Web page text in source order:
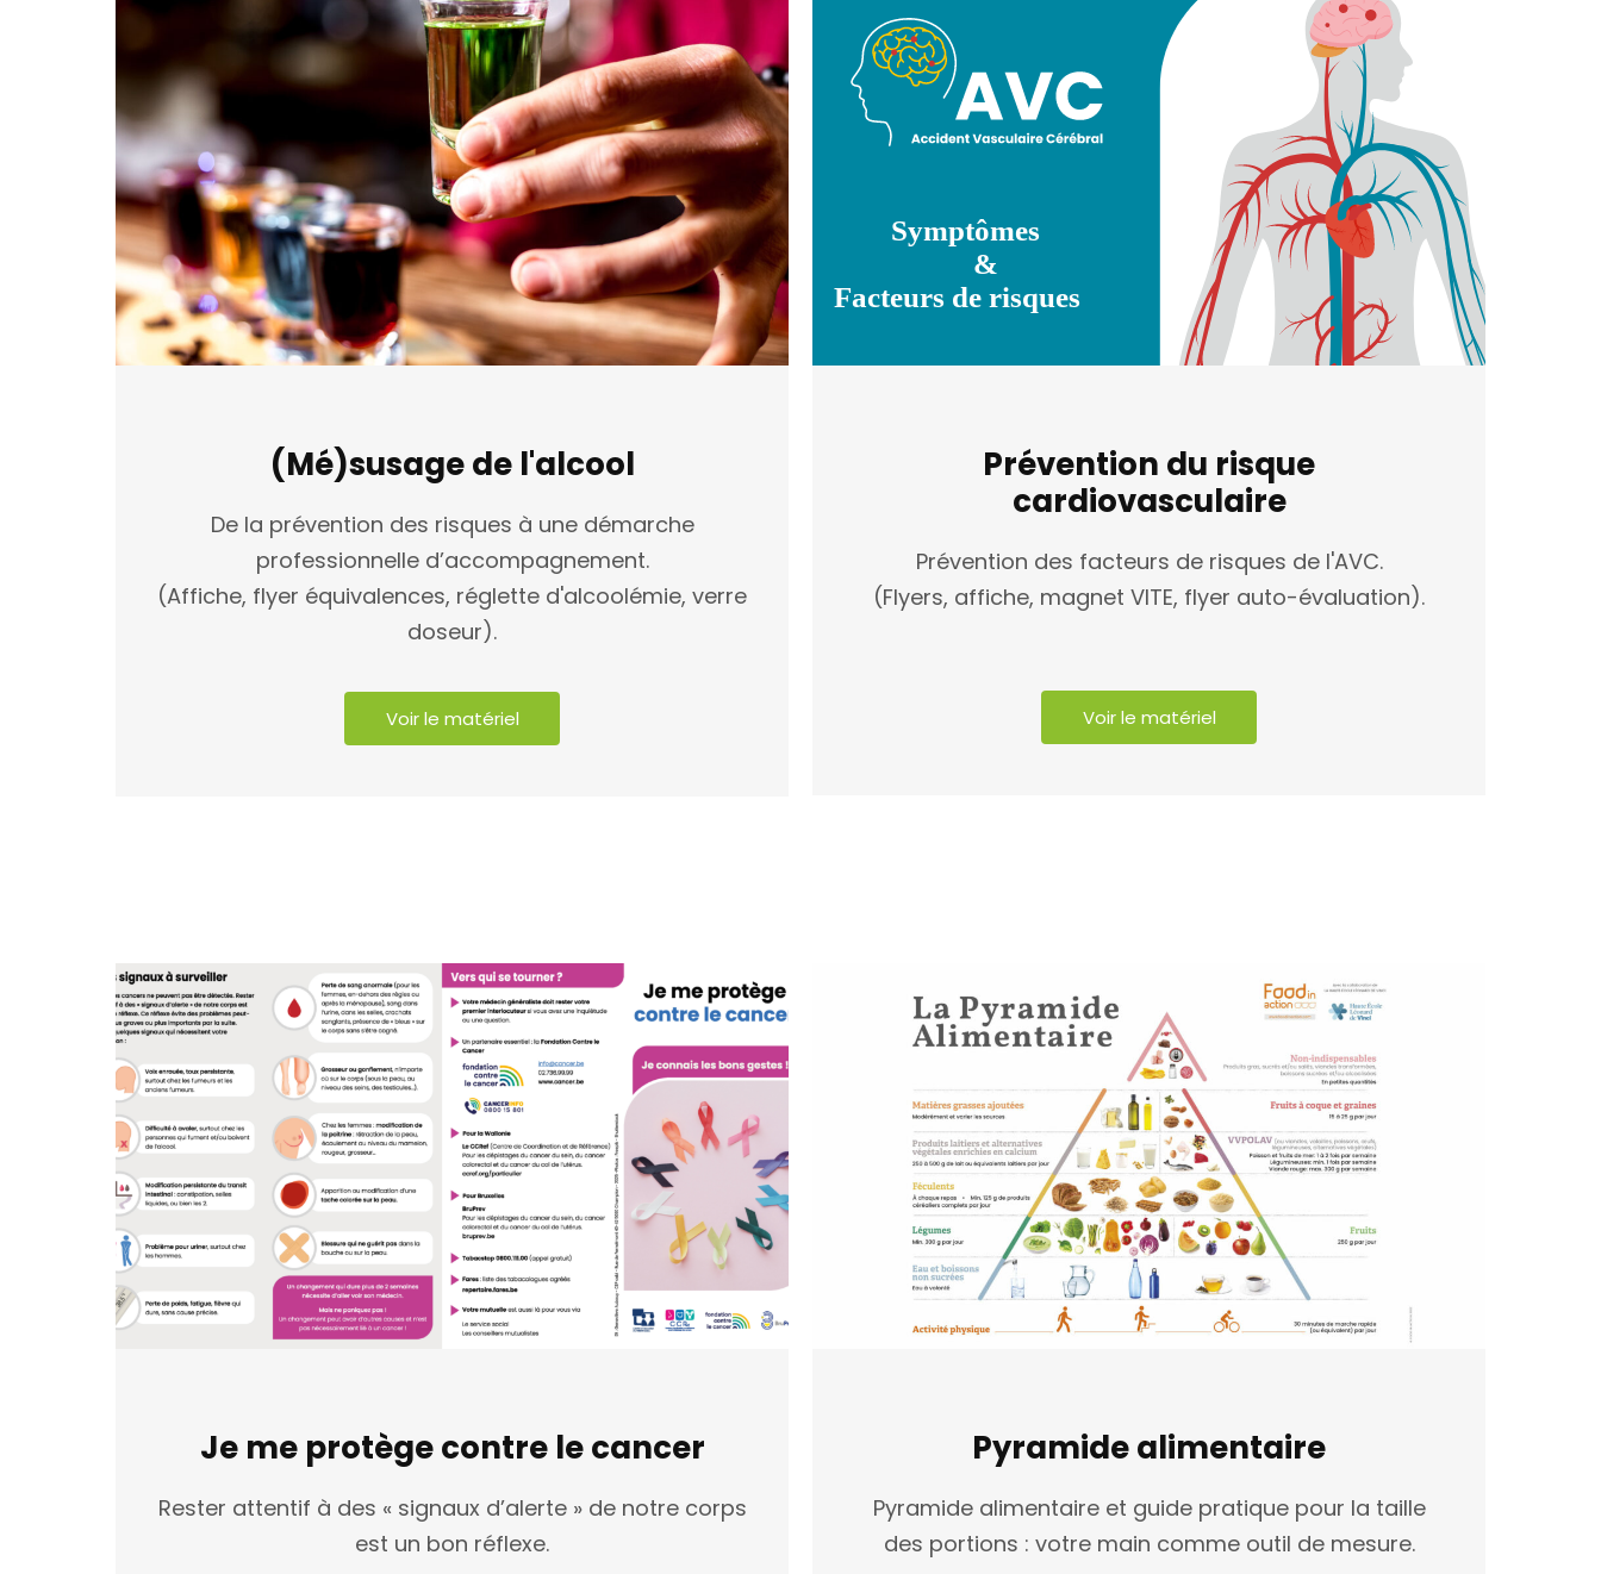
(Mé)susage de l'alcool
De la prévention des risques à une démarche
professionnelle d’accompagnement.
(Affiche, flyer équivalences, réglette d'alcoolémie, verre
doseur).
Voir le matériel
Prévention du risque
cardiovasculaire
Prévention des facteurs de risques de l'AVC.
(Flyers, affiche, magnet VITE, flyer auto-évaluation).
Voir le matériel
Je me protège contre le cancer
Rester attentif à des « signaux d’alerte » de notre corps
est un bon réflexe.
Pyramide alimentaire
Pyramide alimentaire et guide pratique pour la taille
des portions : votre main comme outil de mesure.